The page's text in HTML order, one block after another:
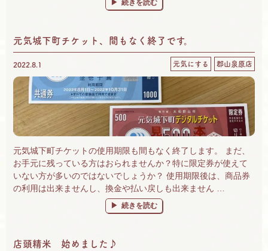
“泉原店は運気が上がる店なんです⤴” の
続きを読む
元気城下町チケット、間もなく終了です。
2022.8.1 元気にする 郡山泉原店
元気城下町チケットの使用期限も間もなく終了します。 まだ、
お手元に残っている方はおられませんか？特に限定券が使えて
いない方が多いのではないでしょうか？ 使用期限後は、商品券
の利用は出来ませんし、換金や払い戻しも出来ません …
“元気城下町チケット、間もなく終了です。”
続きを読む
店頭精米 始めました♪